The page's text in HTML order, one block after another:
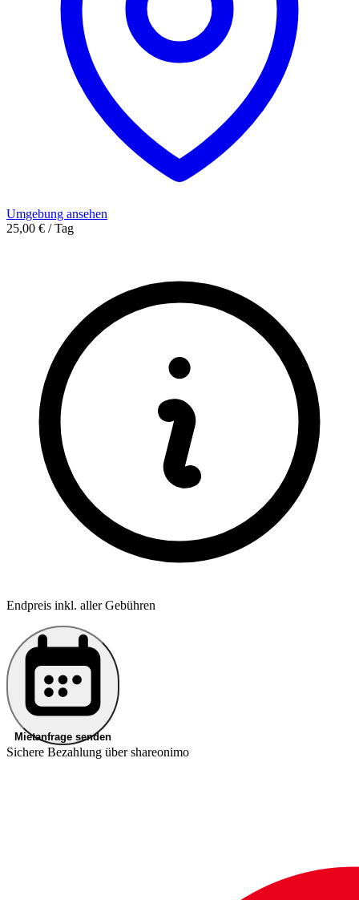
Umgebung ansehen
25,00 € / Tag
Endpreis inkl. aller Gebühren
Mietanfrage senden
Sichere Bezahlung über shareonimo